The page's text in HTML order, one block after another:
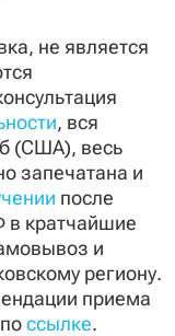
не является
, вся
(США), весь
запечатана и
после
в кратчайшие
и
региону.
приема
ссылке.